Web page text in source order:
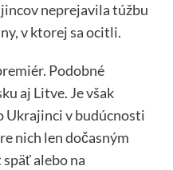
neprejavila túžbu
v ktorej sa ocitli.
Podobné
aj Litve. Je však
Ukrajinci v budúcnosti
nich len dočasným
alebo na